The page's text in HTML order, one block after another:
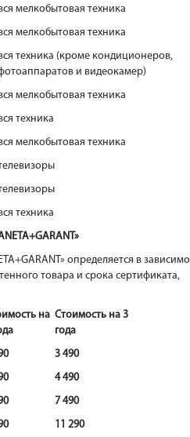
мелкобытовая техника
мелкобытовая техника
техника (кроме кондиционеров,
и видеокамер)
мелкобытовая техника
техника
мелкобытовая техника
техника
определяется в
товара и срока сертификата,
на Стоимость на 3
года
3 490
4 490
7 490
11 290